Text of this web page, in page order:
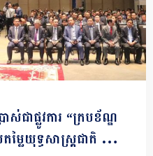
ស់ជាផ្លូវការ “ក្របខ័ណ្ឌ
លៃយុទ្ធសាស្រ្តជាតិ ស្ដីពី